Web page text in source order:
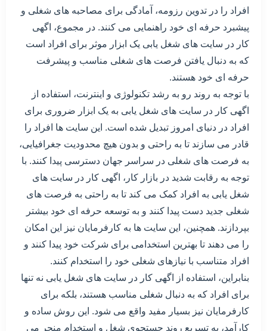
افراد را در تدوین رزومه، آمادگی برای مصاحبه های شغلی و
پیشبرد حرفه ای خود راهنمایی می کنند. در مجموع، اگهی
کار در سایت های شغل یابی یک ابزار موثر برای افراد است
که به دنبال یافتن فرصت های شغلی مناسب و پیشرفت
حرفه ای خود هستند.
با توجه به روند رو به رشد تکنولوژی و اینترنت، استفاده از
اگهی کار در سایت های شغل یابی به یک ابزار ضروری برای
افراد در دنیای امروز تبدیل شده است. این سایت ها افراد را
قادر می سازند تا به راحتی و بدون هیچ محدودیت جغرافیایی،
به فرصت های شغلی در سراسر جهان دسترسی پیدا کنند. با
توجه به رقابت شدید در بازار کار، اگهی کار در سایت های
شغل یابی به افراد کمک می کند تا به راحتی به فرصت های
شغلی جدید دست پیدا کنند و به توسعه حرفه ای خود بیشتر
بپردازند. همچنین، این سایت ها به کارفرمایان نیز این امکان
را می دهند تا بهترین استخدامی برای شرکت خود پیدا کنند و
افراد متناسب با نیازهای شغلی خود را استخدام کنند.
بنابراین، استفاده از اگهی کار در سایت های شغل یابی نه تنها
برای افراد که به دنبال شغلی مناسب هستند، بلکه برای
کارفرمایان نیز بسیار مفید واقع می شود. این روش ساده و
کارآمد، به تسریع روند جستجوی شغل و استخدام منجر می